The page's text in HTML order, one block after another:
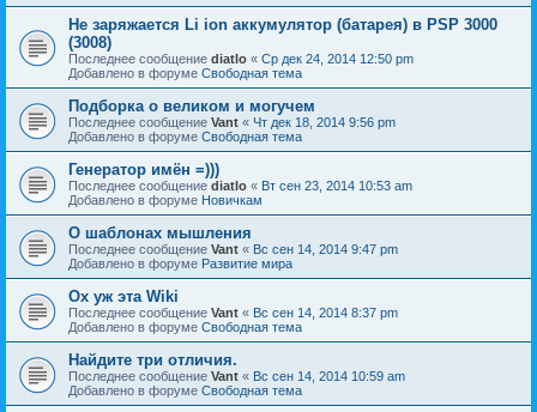
Не заряжается Li ion аккумулятор (батарея) в PSP 3000
(3008)
Последнее сообщение diatlo « Ср дек 24, 2014 12:50 pm
Добавлено в форуме Свободная тема
Подборка о великом и могучем
Последнее сообщение Vant « Чт дек 18, 2014 9:56 pm
Добавлено в форуме Свободная тема
Генератор имён =)))
Последнее сообщение diatlo « Вт сен 23, 2014 10:53 am
Добавлено в форуме Новичкам
О шаблонах мышления
Последнее сообщение Vant « Вс сен 14, 2014 9:47 pm
Добавлено в форуме Развитие мира
Ох уж эта Wiki
Последнее сообщение Vant « Вс сен 14, 2014 8:37 pm
Добавлено в форуме Свободная тема
Найдите три отличия.
Последнее сообщение Vant « Вс сен 14, 2014 10:59 am
Добавлено в форуме Свободная тема